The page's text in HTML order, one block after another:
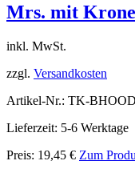
Mrs. mit
inkl. MwSt.
zzgl. Versandkosten
Artikel-Nr.: TK-
Lieferzeit: 5-6 Werktage
Preis: 19,45 € Zum